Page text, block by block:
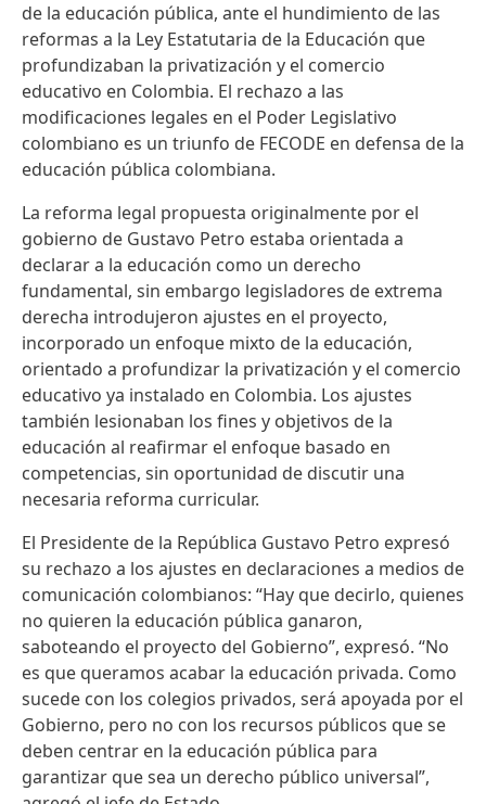
de la educación pública, ante el hundimiento de las
reformas a la Ley Estatutaria de la Educación que
profundizaban la privatización y el comercio
educativo en Colombia. El rechazo a las
modificaciones legales en el Poder Legislativo
colombiano es un triunfo de FECODE en defensa de la
educación pública colombiana.
La reforma legal propuesta originalmente por el
gobierno de Gustavo Petro estaba orientada a
declarar a la educación como un derecho
fundamental, sin embargo legisladores de extrema
derecha introdujeron ajustes en el proyecto,
incorporado un enfoque mixto de la educación,
orientado a profundizar la privatización y el comercio
educativo ya instalado en Colombia. Los ajustes
también lesionaban los fines y objetivos de la
educación al reafirmar el enfoque basado en
competencias, sin oportunidad de discutir una
necesaria reforma curricular.
El Presidente de la República Gustavo Petro expresó
su rechazo a los ajustes en declaraciones a medios de
comunicación colombianos: “Hay que decirlo, quienes
no quieren la educación pública ganaron,
saboteando el proyecto del Gobierno”, expresó. “No
es que queramos acabar la educación privada. Como
sucede con los colegios privados, será apoyada por el
Gobierno, pero no con los recursos públicos que se
deben centrar en la educación pública para
garantizar que sea un derecho público universal”,